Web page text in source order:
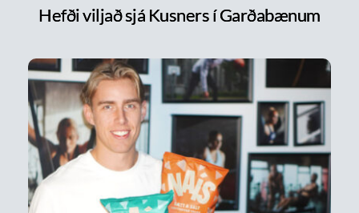
Hefði viljað sjá Kusners í Garðabænum